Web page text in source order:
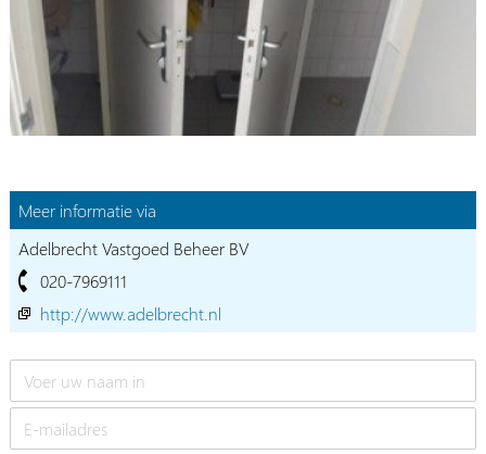
Meer informatie via
Adelbrecht Vastgoed Beheer BV
020-7969111
http://www.adelbrecht.nl